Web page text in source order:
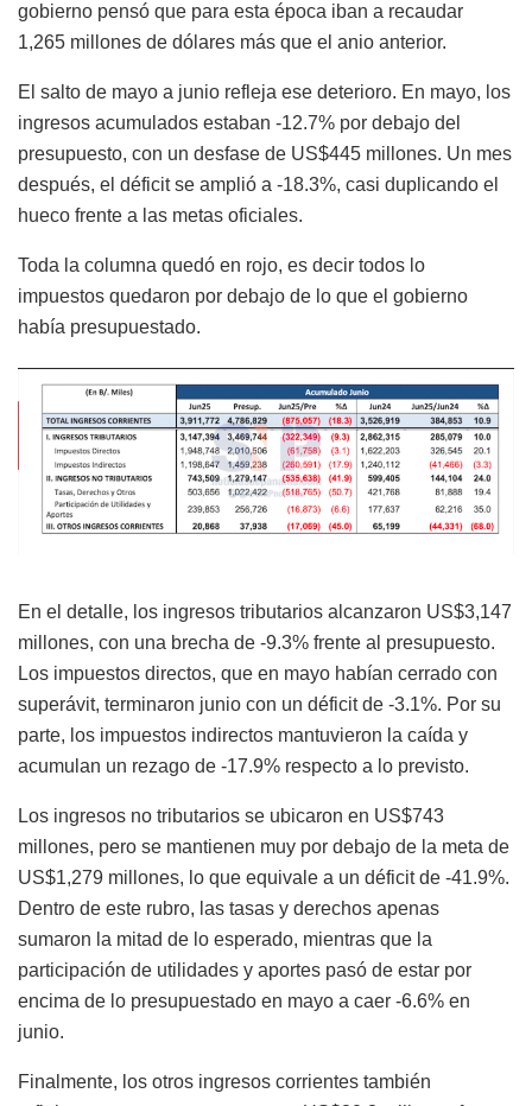
gobierno pensó que para esta época iban a recaudar
1,265 millones de dólares más que el anio anterior.
El salto de mayo a junio refleja ese deterioro. En mayo, los
ingresos acumulados estaban -12.7% por debajo del
presupuesto, con un desfase de US$445 millones. Un mes
después, el déficit se amplió a -18.3%, casi duplicando el
hueco frente a las metas oficiales.
Toda la columna quedó en rojo, es decir todos lo
impuestos quedaron por debajo de lo que el gobierno
había presupuestado.
En el detalle, los ingresos tributarios alcanzaron US$3,147
millones, con una brecha de -9.3% frente al presupuesto.
Los impuestos directos, que en mayo habían cerrado con
superávit, terminaron junio con un déficit de -3.1%. Por su
parte, los impuestos indirectos mantuvieron la caída y
acumulan un rezago de -17.9% respecto a lo previsto.
Los ingresos no tributarios se ubicaron en US$743
millones, pero se mantienen muy por debajo de la meta de
US$1,279 millones, lo que equivale a un déficit de -41.9%.
Dentro de este rubro, las tasas y derechos apenas
sumaron la mitad de lo esperado, mientras que la
participación de utilidades y aportes pasó de estar por
encima de lo presupuestado en mayo a caer -6.6% en
junio.
Finalmente, los otros ingresos corrientes también